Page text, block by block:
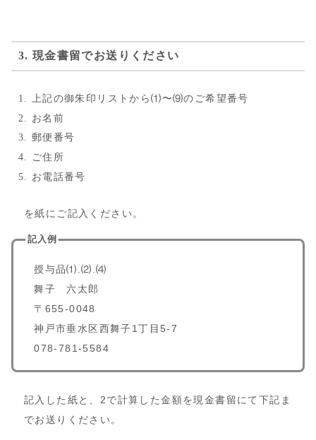
3. 現金書留でお送りください
上記の御朱印リストから⑴〜⑼のご希望番号
お名前
郵便番号
ご住所
お電話番号
を紙にご記入ください。
記入例
授与品⑴.⑵.⑷
舞子 六太郎
〒655-0048
神戸市垂水区西舞子1丁目5-7
078-781-5584
記入した紙と、2で計算した金額を現金書留にて下記ま
でお送りください。